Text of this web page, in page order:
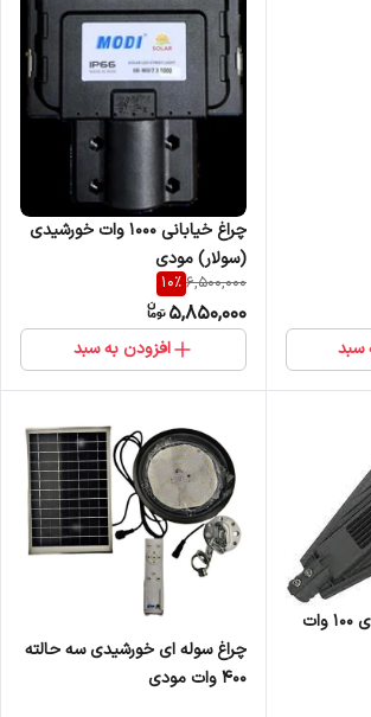
سبد
چراغ خیابانی 1000 وات خورشیدی
(سولار) مودی
6,500,000
10%
5,850,000
افزودن به سبد
چراغ خیابانی ال ای دی 100 وات
چراغ سوله ای خورشیدی سه حالته
400 وات مودی